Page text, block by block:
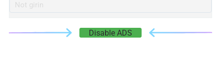
Disable ADS